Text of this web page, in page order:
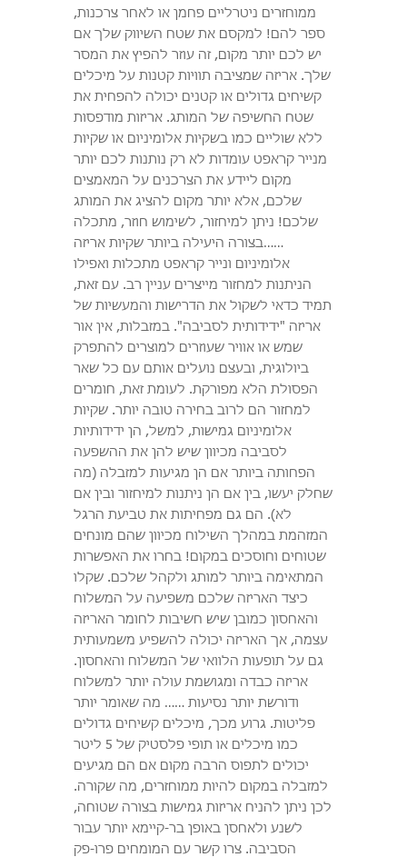
ממוחזרים ניטרליים פחמן או לאחר צרכנות,
ספר להם! למקסם את שטח השיווק שלך אם
יש לכם יותר מקום, זה עוזר להפיץ את המסר
שלך. אריזה שמציבה תוויות קטנות על מיכלים
קשיחים גדולים או קטנים יכולה להפחית את
שטח החשיפה של המותג. אריזות מודפסות
ללא שוליים כמו בשקיות אלומיניום או שקיות
מנייר קראפט עומדות לא רק נותנות לכם יותר
מקום ליידע את הצרכנים על המאמצים
שלכם, אלא יותר מקום להציג את המותג
שלכם! ניתן למיחזור, לשימוש חוזר, מתכלה
……בצורה היעילה ביותר שקיות אריזה
אלומיניום ונייר קראפט מתכלות ואפילו
הניתנות למחזור מייצרים עניין רב. עם זאת,
תמיד כדאי לשקול את הדרישות והמעשיות של
אריזה "ידידותית לסביבה". במזבלות, אין אור
שמש או אוויר שעוזרים למוצרים להתפרק
ביולוגית, ובעצם נועלים אותם עם כל שאר
הפסולת הלא מפורקת. לעומת זאת, חומרים
למחזור הם לרוב בחירה טובה יותר. שקיות
אלומיניום גמישות, למשל, הן ידידותיות
לסביבה מכיוון שיש להן את ההשפעה
הפחותה ביותר אם הן מגיעות למזבלה (מה
שחלק יעשו, בין אם הן ניתנות למיחזור ובין אם
לא). הם גם מפחיתות את טביעת הרגל
המזהמת במהלך השילוח מכיוון שהם מונחים
שטוחים וחוסכים במקום! בחרו את האפשרות
המתאימה ביותר למותג ולקהל שלכם. שקלו
כיצד האריזה שלכם משפיעה על המשלוח
והאחסון כמובן שיש חשיבות לחומר האריזה
עצמה, אך האריזה יכולה להשפיע משמעותית
גם על תופעות הלוואי של המשלוח והאחסון.
אריזה כבדה ומגושמת עולה יותר למשלוח
ודורשת יותר נסיעות …… מה שאומר יותר
פליטות. גרוע מכך, מיכלים קשיחים גדולים
כמו מיכלים או תופי פלסטיק של 5 ליטר
יכולים לתפוס הרבה מקום אם הם מגיעים
למזבלה במקום להיות ממוחזרים, מה שקורה.
לכן ניתן להניח אריזות גמישות בצורה שטוחה,
לשנע ולאחסן באופן בר-קיימא יותר עבור
הסביבה. צרו קשר עם המומחים פרו-פק